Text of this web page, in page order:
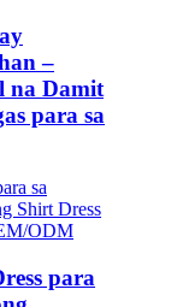
–
na Damit
para sa
para